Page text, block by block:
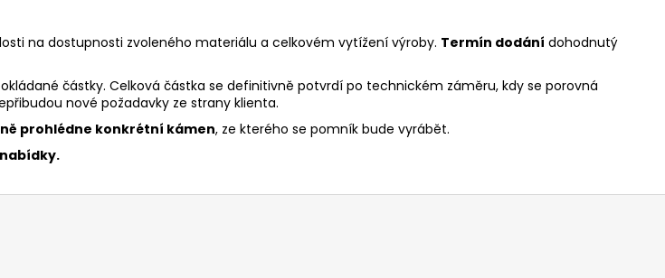
na dostupnosti zvoleného materiálu a celkovém vytížení výroby. Termín dodání dohodnutý
částky. Celková částka se definitivně potvrdí po technickém záměru, kdy se porovná
nové požadavky ze strany klienta.
prohlédne konkrétní kámen, ze kterého se pomník bude vyrábět.